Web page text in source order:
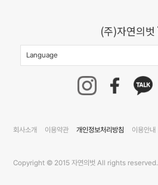
(주)자연의벗
회사소개 이용약관 개인정보처리방침 이용안내
Copyright © 2015 자연의벗 All rights reserved.